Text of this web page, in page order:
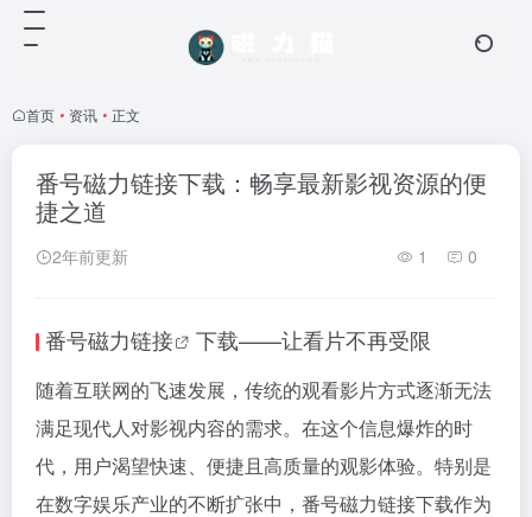
首页 • 资讯 • 正文
番号磁力链接下载：畅享最新影视资源的便
捷之道
2年前更新 1 0
番号磁力链接 下载——让看片不再受限
随着互联网的飞速发展，传统的观看影片方式逐渐无法
满足现代人对影视内容的需求。在这个信息爆炸的时
代，用户渴望快速、便捷且高质量的观影体验。特别是
在数字娱乐产业的不断扩张中，番号磁力链接下载作为